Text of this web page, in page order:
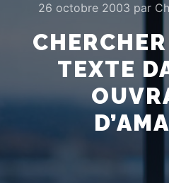
26 octobre 2003 par
TEXTE